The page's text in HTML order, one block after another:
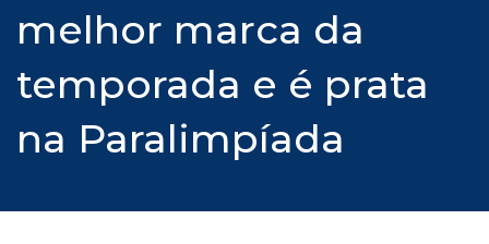
melhor marca da
temporada e é prata
na Paralimpíada